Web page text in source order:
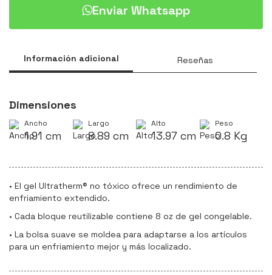
Enviar Whatsapp
Información adicional Reseñas
Dimensiones
Ancho
1.91 cm
Largo
8.89 cm
Alto
13.97 cm
Peso
0.8 Kg
• El gel Ultratherm® no tóxico ofrece un rendimiento de
enfriamiento extendido.
• Cada bloque reutilizable contiene 8 oz de gel congelable.
• La bolsa suave se moldea para adaptarse a los artículos
para un enfriamiento mejor y más localizado.